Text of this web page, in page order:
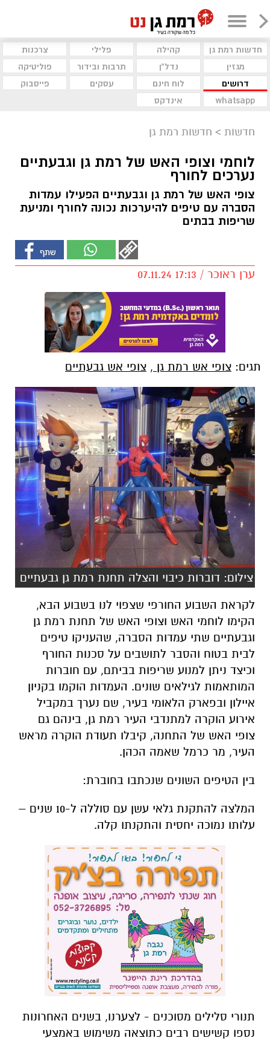
חדשות רמת גן קהילה פלילי
צרכנות
מגזין
נדל"ן תרבות ובידור
פוליטיקה
דרושים
לוח חינם עסקים
פייסבוק
whatsapp
אינדקס
חדשות > חדשות רמת גן
לוחמי וצופי האש של רמת גן וגבעתיים
נערכים לחורף
צופי האש של רמת גן וגבעתיים הפעילו עמדות
הסברה עם טיפים להיערכות נכונה לחורף ומניעת
שריפות בבתים
ערן ראוכר / 17:13 07.11.24
תגים: צופי אש רמת גן , צופי אש גבעתיים
צילום: דוברות כיבוי והצלה תחנת רמת גן גבעתיים
לקראת השבוע החורפי שצפוי לנו בשבוע הבא,
הקימו לוחמי האש וצופי האש של תחנת רמת גן
וגבעתיים שתי עמדות הסברה, שהעניקו טיפים
לבית בטוח והסבר לתושבים על סכנות החורף
וכיצד ניתן למנוע שריפות בביתם, עם חוברות
המותאמות לגילאים שונים. העמדות הוקמו בקניון
איילון ובפארק הלאומי בעיר, שם נערך במקביל
אירוע הוקרה למתנדבי העיר רמת גן, בינהם גם
צופי האש של התחנה, קיבלו תעודת הוקרה מראש
העיר, מר כרמל שאמה הכהן.
בין הטיפים השונים שנכתבו בחוברת:
המלצה להתקנת גלאי עשן עם סוללה ל-10 שנים –
עלותו נמוכה יחסית והתקנתו קלה.
תנורי סלילים מסוכנים - לצערנו, בשנים האחרונות
נספו קשישים רבים כתוצאה משימוש באמצעי